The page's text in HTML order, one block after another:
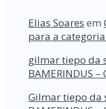
Elias Soares em
para a
gilmar tiepo da
BAMERINDUS –
Gilmar tiepo da